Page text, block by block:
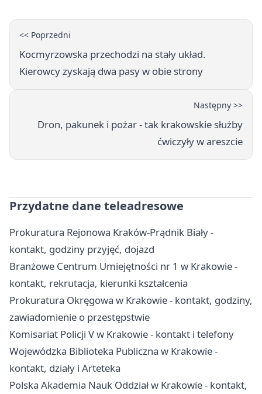
<< Poprzedni
Kocmyrzowska przechodzi na stały układ.
Kierowcy zyskają dwa pasy w obie strony
Następny >>
Dron, pakunek i pożar - tak krakowskie służby
ćwiczyły w areszcie
Przydatne dane teleadresowe
Prokuratura Rejonowa Kraków-Prądnik Biały -
kontakt, godziny przyjęć, dojazd
Branżowe Centrum Umiejętności nr 1 w Krakowie -
kontakt, rekrutacja, kierunki kształcenia
Prokuratura Okręgowa w Krakowie - kontakt, godziny,
zawiadomienie o przestępstwie
Komisariat Policji V w Krakowie - kontakt i telefony
Wojewódzka Biblioteka Publiczna w Krakowie -
kontakt, działy i Arteteka
Polska Akademia Nauk Oddział w Krakowie - kontakt,